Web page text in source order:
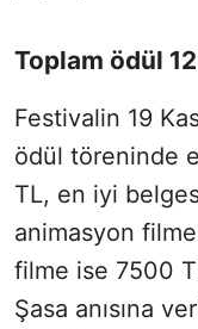
Toplam ödül
Festivalin 19
ödül töreninde
TL, en iyi
animasyon
filme ise 7500
Şasa anısına